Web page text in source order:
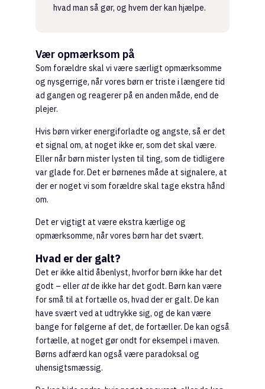
hvad man så gør, og hvem der kan hjælpe.
Vær opmærksom på
Som forældre skal vi være særligt opmærksomme
og nysgerrige, når vores børn er triste i længere tid
ad gangen og reagerer på en anden måde, end de
plejer.
Hvis børn virker energiforladte og angste, så er det
et signal om, at noget ikke er, som det skal være.
Eller når børn mister lysten til ting, som de tidligere
var glade for. Det er børnenes måde at signalere, at
der er noget vi som forældre skal tage ekstra hånd
om.
Det er vigtigt at være ekstra kærlige og
opmærksomme, når vores børn har det svært.
Hvad er der galt?
Det er ikke altid åbenlyst, hvorfor børn ikke har det
godt – elleratde ikke har det godt. Børn kan være
for små til at fortælle os, hvad der er galt. De kan
have svært ved at udtrykke sig, og de kan være
bange for følgerne af det, de fortæller. De kan også
fortælle, at noget gør ondt for eksempel i maven.
Børns adfærd kan også være paradoksal og
uhensigtsmæssig.